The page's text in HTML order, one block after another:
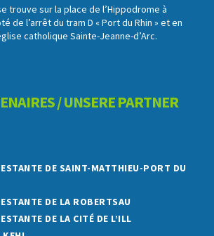
trouve sur la place de l’Hippodrome à
de l’arrêt du tram D « Port du Rhin » et en
catholique Sainte-Jeanne-d’Arc.
/ UNSERE PARTNER
DE SAINT-MATTHIEU-PORT DU
DE LA ROBERTSAU
DE LA CITÉ DE L’ILL